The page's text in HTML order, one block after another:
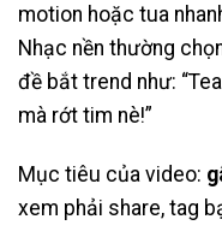
motion hoặc tua
Nhạc nền thường
đề bắt trend như:
mà rớt tim nè!”
Mục tiêu của video:
xem phải share, tag